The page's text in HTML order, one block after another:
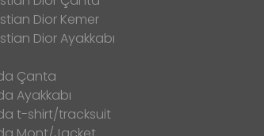
Dior Kemer
Dior Ayakkabı
Çanta
Ayakkabı
t-shirt/tracksuit